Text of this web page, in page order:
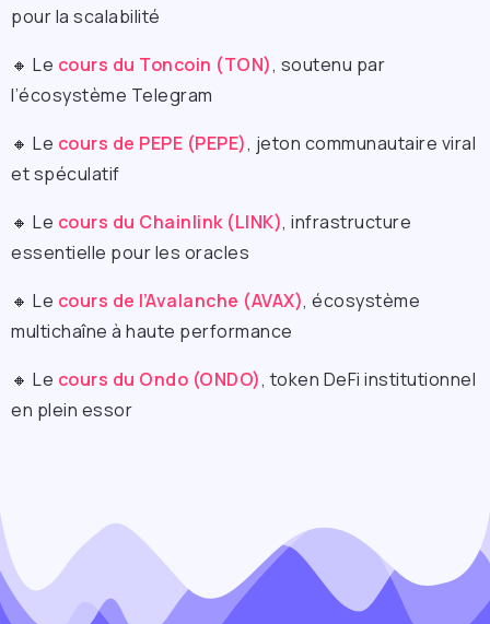
pour la scalabilité
🔸 Le cours du Toncoin (TON), soutenu par
l’écosystème Telegram
🔸 Le cours de PEPE (PEPE), jeton communautaire viral
et spéculatif
🔸 Le cours du Chainlink (LINK), infrastructure
essentielle pour les oracles
🔸 Le cours de l’Avalanche (AVAX), écosystème
multichaîne à haute performance
🔸 Le cours du Ondo (ONDO), token DeFi institutionnel
en plein essor